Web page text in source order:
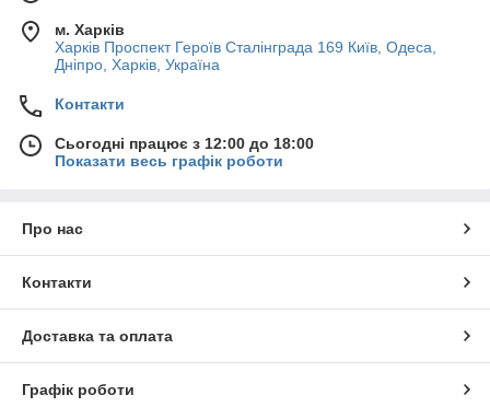
м. Харків
Харків Проспект Героїв Сталінграда 169 Київ, Одеса,
Дніпро, Харків, Україна
Контакти
Сьогодні працює з 12:00 до 18:00
Показати весь графік роботи
Про нас
Контакти
Доставка та оплата
Графік роботи